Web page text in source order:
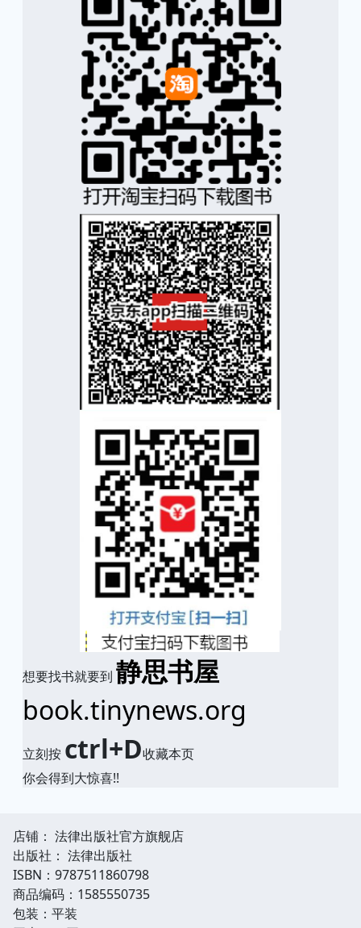
想要找书就要到 静思书屋
book.tinynews.org
立刻按 ctrl+D收藏本页
你会得到大惊喜!!
店铺： 法律出版社官方旗舰店
出版社： 法律出版社
ISBN：9787511860798
商品编码：1585550735
包装：平装